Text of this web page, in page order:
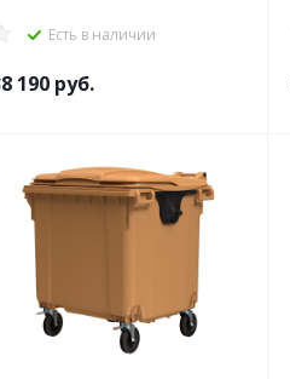
Есть в наличии
190 руб.